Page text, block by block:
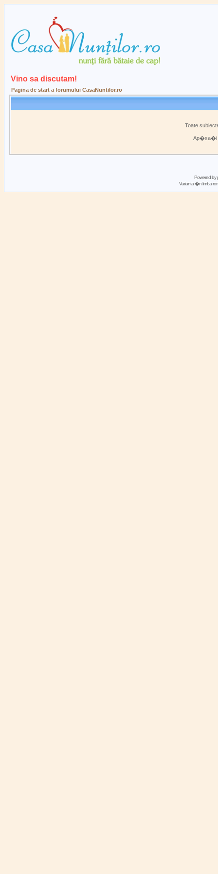
Vino sa discutam!
Pagina de start a forumului CasaNuntilor.ro
Toate
Ap�sa�i
Powered by
Varianta �n limba